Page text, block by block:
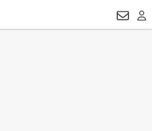
CONDENADOS